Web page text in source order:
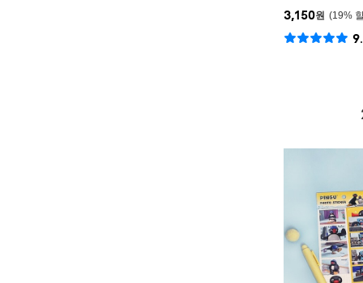
19%
3,150원